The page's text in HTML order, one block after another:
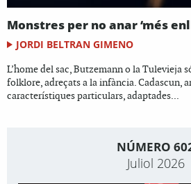
Monstres per no anar ‘més
JORDI BELTRAN GIMENO
L’home del sac, Butzemann o la Tulevieja
folklore, adreçats a la infància. Cadascun,
característiques particulars, adaptades...
NÚMERO
Juliol 2026